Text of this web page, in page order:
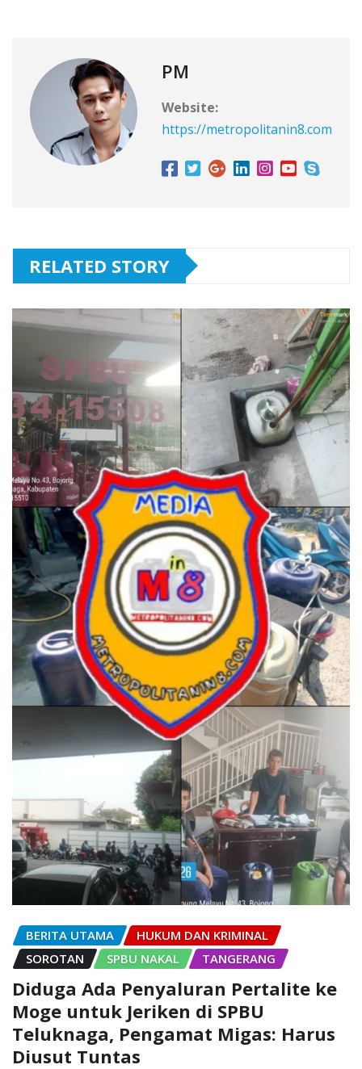
PM
Website:
https://metropolitanin8.com
RELATED STORY
BERITA UTAMA
HUKUM DAN KRIMINAL
SOROTAN
SPBU NAKAL TANGERANG
Diduga Ada Penyaluran Pertalite ke
Moge untuk Jeriken di SPBU
Teluknaga, Pengamat Migas: Harus
Diusut Tuntas